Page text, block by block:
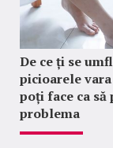
De ce ți se
picioarele vara
poți face ca să
problema